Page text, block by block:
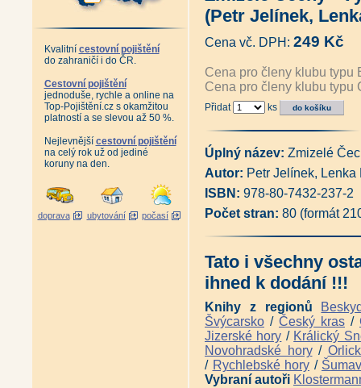
Kvalitní cestovní pojištění
do zahraničí i do ČR.
Cestovní pojištění
jednoduše, rychle a online na
Top-Pojištění.cz s okamžitou
platností a se slevou až 50 %.
Nejlevnější cestovní pojištění
na celý rok už od jediné
koruny na den.
doprava ubytování počasí
Edice Pověsti a pohádky|
Edice
Autor Miloslav Nevrlý
(Petr Jelínek,
Cena vč. DPH: 249 Kč
Cena pro členy klubu typu
Cena pro členy klubu typu
Přidat ks
Úplný název: Zmizelé
Autor: Petr Jelínek, Lenka
ISBN: 978-80-7432-237-2
Počet stran: 80 (formát
Tato i všechny
ihned k dodání !!!
Knihy z regionů
Švýcarsko / Český kras /
Jizerské hory / Králický
Novohradské hory/
/ Rychlebské hory /
Vybraní autoři